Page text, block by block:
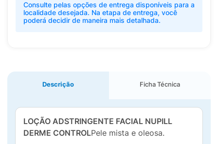
Consulte pelas opções de entrega disponíveis para a
localidade desejada. Na etapa de entrega, você
poderá decidir de maneira mais detalhada.
Descrição Ficha Técnica
LOÇÃO ADSTRINGENTE FACIAL NUPILL
DERME CONTROLPele mista e oleosa.